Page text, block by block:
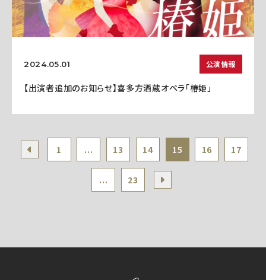
2024.05.01 公演情報
【出演者追加のお知らせ】喜多方酒蔵オペラ「椿姫」
1 ... 13 14 15 16 17
... 23